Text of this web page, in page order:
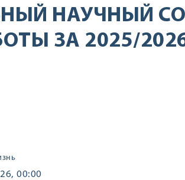
НАУЧНЫЙ
ЗА 2025/
00:00